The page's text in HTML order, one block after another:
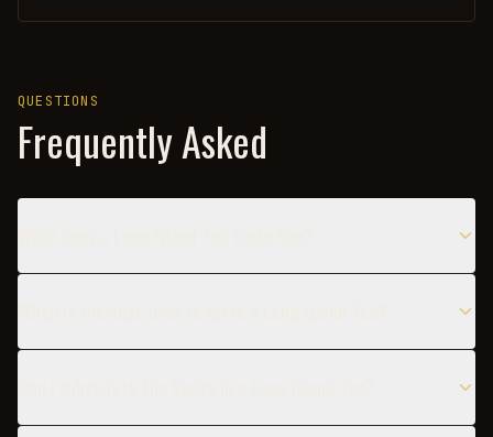
QUESTIONS
Frequently Asked